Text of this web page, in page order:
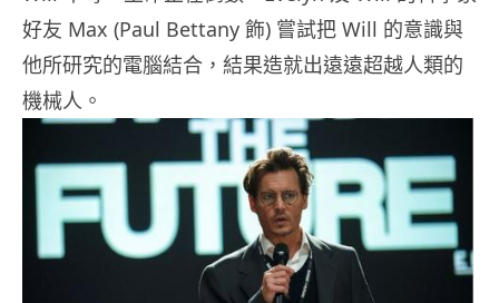
好友 Max (Paul Bettany 飾) 嘗試把 Will 的意識與
他所研究的電腦結合，結果造就出遠遠超越人類的
機械人。